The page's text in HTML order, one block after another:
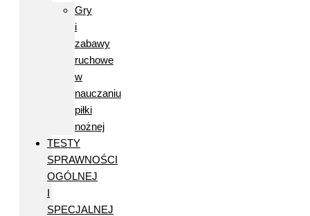
Gry
i
zabawy
ruchowe
w
nauczaniu
piłki
nożnej
TESTY
SPRAWNOŚCI
OGÓLNEJ
I
SPECJALNEJ